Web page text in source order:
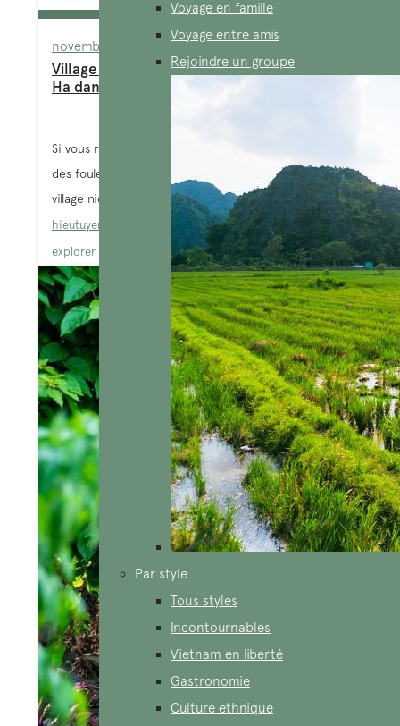
Voyage en famille
Voyage entre amis
Rejoindre un groupe
Par style
Tous styles
Incontournables
Vietnam en liberté
Gastronomie
Culture ethnique
novembre 10, 2025
Village Lien – un site incontournable à Bac
Ha dans le nord vietnam
Si vous rêvez d’un Vietnam encore préservé, loin
des foules et des circuits classiques, village Liền, petit
village niché dans...
hieutuyen Montagnes du Nord
explorer